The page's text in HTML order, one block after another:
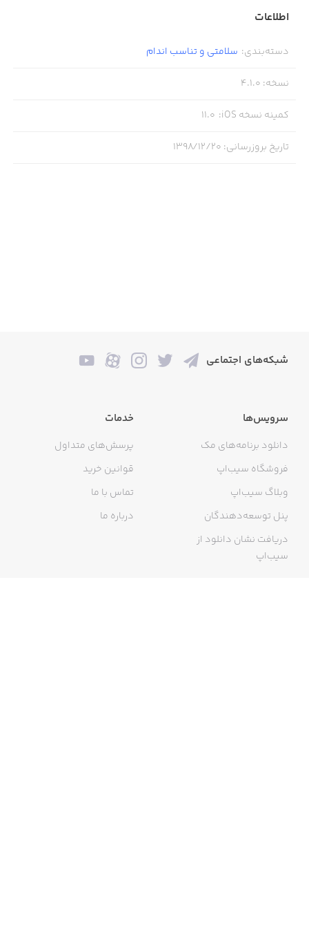
اطلاعات
دسته‌بندی: سلامتی و تناسب اندام
نسخه:
4.1.0
کمینه نسخه iOS :
11.0
تاریخ بروزرسانی: ۱۳۹۸/۱۲/۲۰
شبکه‌های اجتماعی
سرویس‌ها
دانلود برنامه‌های مک
فروشگاه سیب‌اپ
وبلاگ سیب‌اپ
پنل توسعه‌دهندگان
دریافت نشان دانلود از
سیب‌اپ
خدمات
پرسش‌های متداول
قوانین خرید
تماس با ما
درباره ما